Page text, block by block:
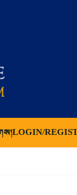
LOGIN/